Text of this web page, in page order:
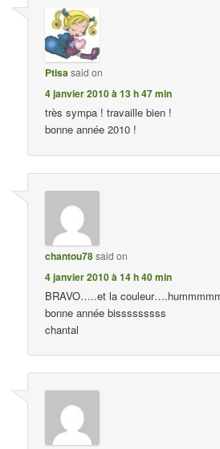
Ptisasaid on
4 janvier 2010 à 13 h 47 min
très sympa ! travaille bien !
bonne année 2010 !
chantou78said on
4 janvier 2010 à 14 h 40 min
BRAVO…..et la
bonne année bisssssssss
chantal